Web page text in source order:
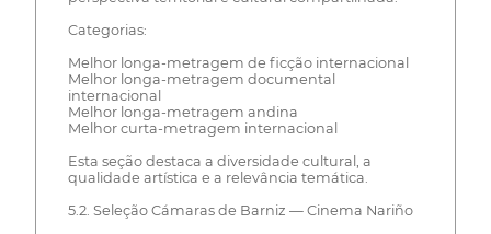
Categorias:
Melhor longa-metragem de ficção internacional
Melhor longa-metragem documental
internacional
Melhor longa-metragem andina
Melhor curta-metragem internacional
Esta seção destaca a diversidade cultural, a
qualidade artística e a relevância temática.
5.2. Seleção Cámaras de Barniz — Cinema Nariño